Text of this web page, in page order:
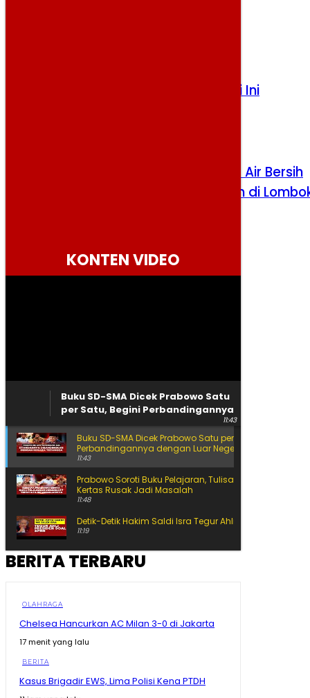
Harga Pangan Bergerak Variatif Hari Ini
Kementerian PU Salurkan 12.000 Liter Air Bersih
untuk Warga Terdampak Kekeringan di
KONTEN VIDEO
Buku SD-SMA Dicek Prabowo Satu
per Satu, Begini Perbandingannya
11:43
Buku SD-SMA Dicek Prabowo Satu per Satu, Begini
Perbandingannya dengan Luar Negeri
11:43
Prabowo Soroti Buku Pelajaran, Tulisan Kecil hingga
Kertas Rusak Jadi Masalah
11:48
Detik-Detik Hakim Saldi Isra Tegur Ahli Presiden
11:19
Siap-Siap Ganti Gas 3 Kg! BRIN Pamer Gas ANG, Lebih
11:10
Ahli Presiden Dicecar Hakim MK Soal Arah APBN untuk
Ekonomi Melejit 34,17%, Tapi Gubernur Sherly Tanya
BERITA TERBARU
OLAHRAGA
Chelsea Hancurkan AC Milan 3-0 di Jakarta
17 menit yang lalu
BERITA
Kasus Brigadir EWS, Lima Polisi Kena PTDH